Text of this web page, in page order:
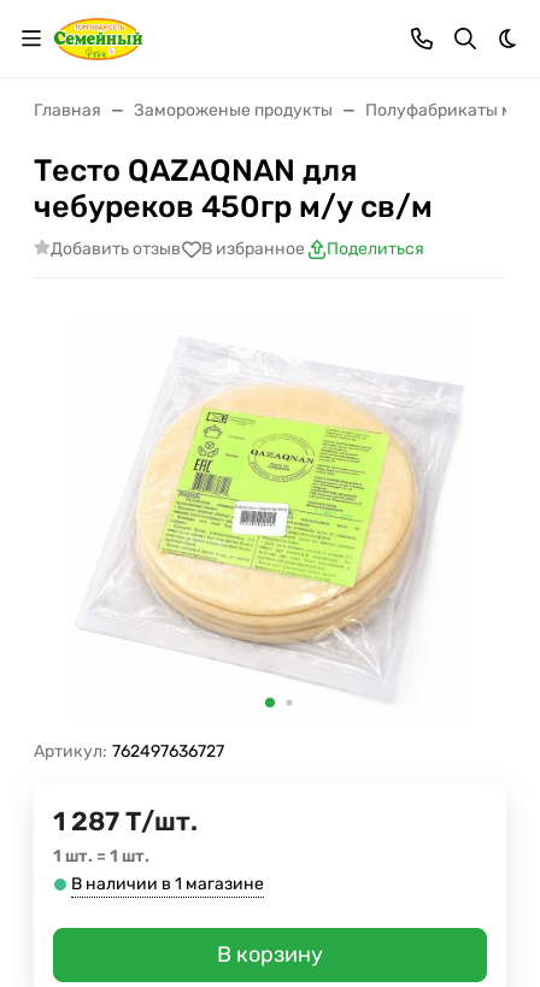
Главная Замороженые продукты Полуфабрикаты
Тесто QAZAQNAN для
чебуреков 450гр м/у св/м
Добавить отзыв В избранное Поделиться
Артикул: 762497636727
1 287 Т/шт.
1 шт. = 1 шт.
В наличии в 1 магазине
В корзину